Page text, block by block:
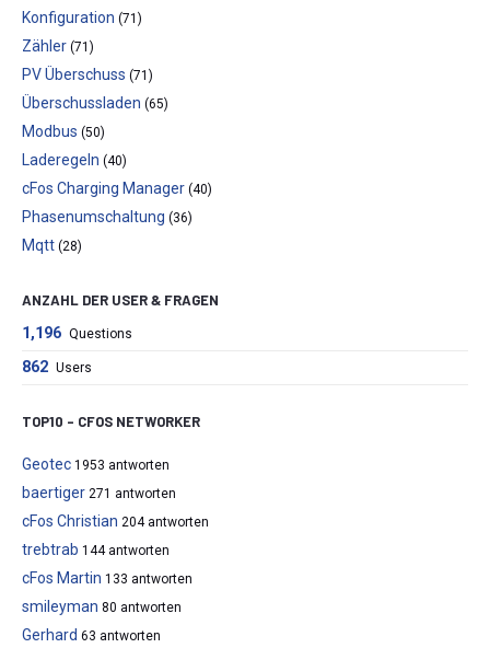
Konfiguration (71)
Zähler (71)
PV Überschuss (71)
Überschussladen (65)
Modbus (50)
Laderegeln (40)
cFos Charging Manager (40)
Phasenumschaltung (36)
Mqtt (28)
ANZAHL DER USER & FRAGEN
1,196 Questions
862 Users
TOP10 – CFOS NETWORKER
Geotec 1953 antworten
baertiger 271 antworten
cFos Christian 204 antworten
trebtrab 144 antworten
cFos Martin 133 antworten
smileyman 80 antworten
Gerhard 63 antworten